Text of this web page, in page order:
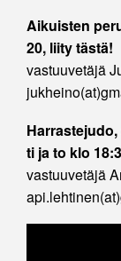
Aikuisten
20, liity tästä!
vastuuvetäjä
ti ja to klo
vastuuvetäjä